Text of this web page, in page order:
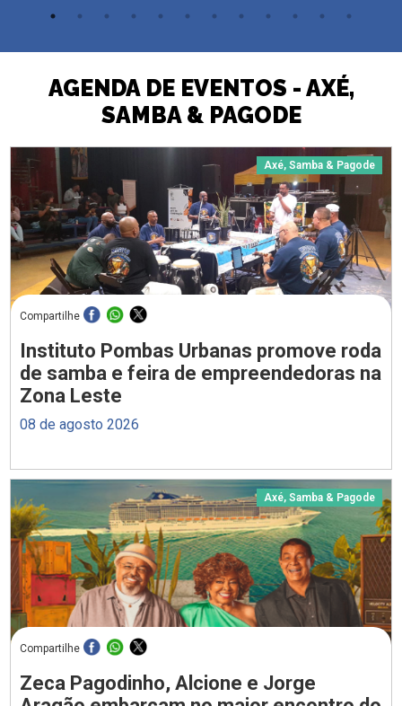
AGENDA DE EVENTOS - AXÉ,
SAMBA & PAGODE
Axé, Samba & Pagode
Compartilhe
Instituto Pombas Urbanas promove roda
de samba e feira de empreendedoras na
Zona Leste
08 de agosto 2026
Axé, Samba & Pagode
Compartilhe
Zeca Pagodinho, Alcione e Jorge